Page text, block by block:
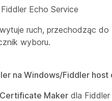
Echo Service
ruch, przechodząc do
wyboru.
na Windows/Fiddler host
Certificate Maker dla Fiddler